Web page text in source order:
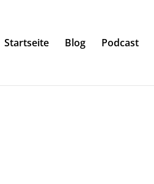
Startseite Blog Podcast